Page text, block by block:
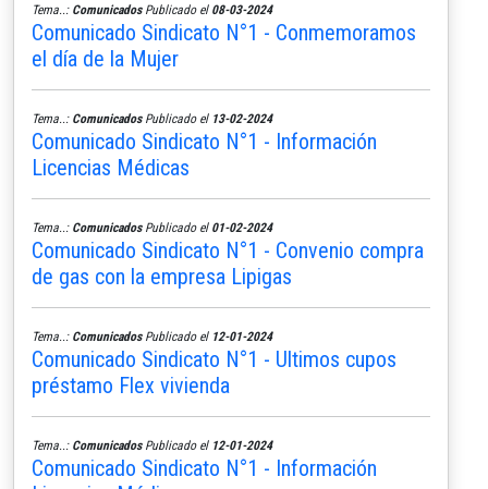
Tema..: ComunicadosPublicado el 08-03-2024
Comunicado Sindicato N°1 - Conmemoramos
el día de la Mujer
Tema..: ComunicadosPublicado el 13-02-2024
Comunicado Sindicato N°1 - Información
Licencias Médicas
Tema..: ComunicadosPublicado el 01-02-2024
Comunicado Sindicato N°1 - Convenio compra
de gas con la empresa Lipigas
Tema..: ComunicadosPublicado el 12-01-2024
Comunicado Sindicato N°1 - Ultimos cupos
préstamo Flex vivienda
Tema..: ComunicadosPublicado el 12-01-2024
Comunicado Sindicato N°1 - Información